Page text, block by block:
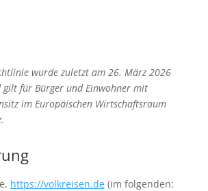
wurde zuletzt am 26. März 2026
für Bürger und Einwohner mit
im Europäischen Wirtschaftsraum
https://volkreisen.de(im folgenden: